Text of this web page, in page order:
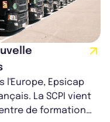
l'Europe, Epsicap
La SCPI vient
de formation